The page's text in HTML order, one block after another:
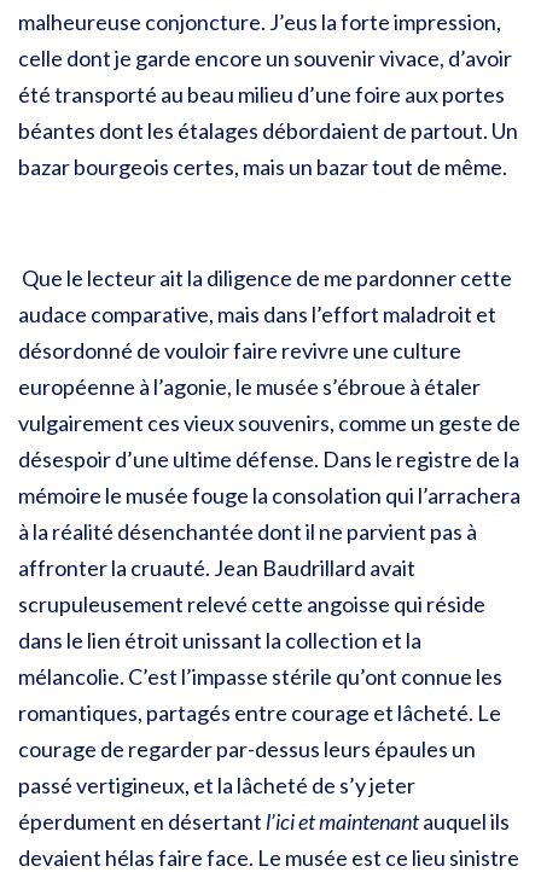
malheureuse conjoncture. J’eus la forte impression,
celle dont je garde encore un souvenir vivace, d’avoir
été transporté au beau milieu d’une foire aux portes
béantes dont les étalages débordaient de partout. Un
bazar bourgeois certes, mais un bazar tout de même.
Que le lecteur ait la diligence de me pardonner cette
audace comparative, mais dans l’effort maladroit et
désordonné de vouloir faire revivre une culture
européenne à l’agonie, le musée s’ébroue à étaler
vulgairement ces vieux souvenirs, comme un geste de
désespoir d’une ultime défense. Dans le registre de la
mémoire le musée fouge la consolation qui l’arrachera
à la réalité désenchantée dont il ne parvient pas à
affronter la cruauté. Jean Baudrillard avait
scrupuleusement relevé cette angoisse qui réside
dans le lien étroit unissant la collection et la
mélancolie. C’est l’impasse stérile qu’ont connue les
romantiques, partagés entre courage et lâcheté. Le
courage de regarder par-dessus leurs épaules un
passé vertigineux, et la lâcheté de s’y jeter
éperdument en désertant l’ici et maintenantauquel ils
devaient hélas faire face. Le musée est ce lieu sinistre